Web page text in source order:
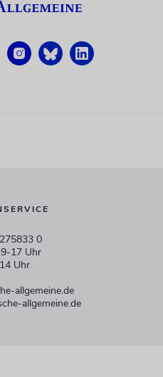
0
17 Uhr
Uhr
allgemeine.de
allgemeine.de